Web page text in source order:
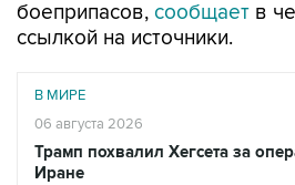
боеприпасов, сообщает в
ссылкой на источники.
В МИРЕ
06 августа 2026
Трамп похвалил Хегсета за
Иране